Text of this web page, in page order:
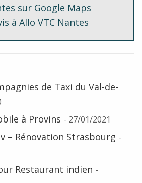
sur Google Maps
à Allo VTC Nantes
de Taxi du Val-de-
à Provins - 27/01/2021
– Rénovation Strasbourg -
Restaurant indien -